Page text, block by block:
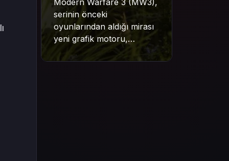
Modern Warfare 3 (MW3),
serinin önceki
oyunlarından aldığı mirası
yeni grafik motoru,
mekanik gelişimler ve daha
derin senaryo yapısıyla